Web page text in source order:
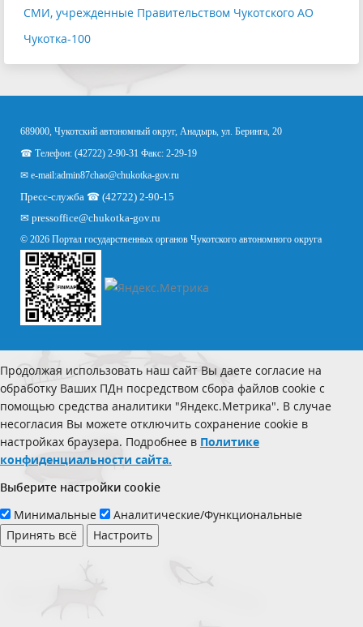
СМИ, учрежденные Правительством Чукотского АО
Чукотка-100
689000, Чукотский автономный округ, Анадырь, ул. Беринга, 20
☎ Телефон: (42722) 2-90-31 Факс: 2-29-19
✉ e-mail:admin87chao@chukotka-gov.ru
Пресс-служба ☎ (42722) 2-90-15
✉ pressoffice@chukotka-gov.ru
© 2026 Портал государственных органов Чукотского автономного округа
Продолжая использовать наш сайт Вы даете согласие на
обработку Ваших ПДн посредством сбора файлов cookie с
помощью средства аналитики "Яндекс.Метрика". В случае
несогласия Вы можете отключить сохранение cookie в
настройках браузера. Подробнее в Политике
конфиденциальности сайта.
Выберите настройки cookie
Минимальные
Аналитические/Функциональные
Принять всё
Настроить